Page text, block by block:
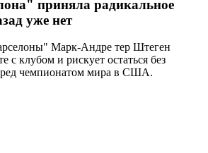
приняла радикальное
уже нет
Марк-Андре тер Штеген
с клубом и рискует остаться без
чемпионатом мира в США.